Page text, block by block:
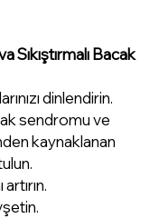
Sıkıştırmalı Bacak
dinlendirin.
sendromu ve
kaynaklanan